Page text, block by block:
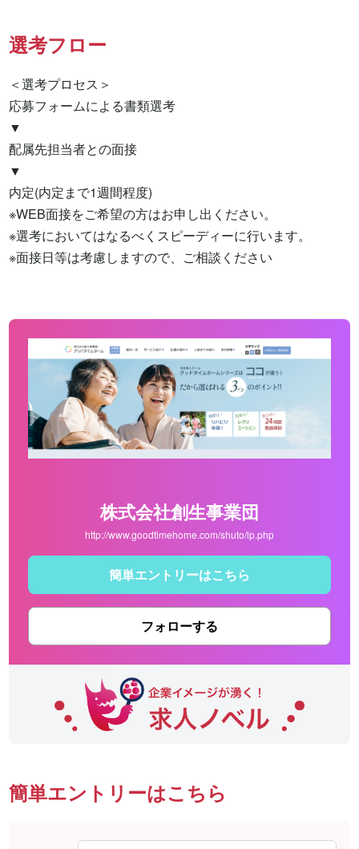
選考フロー
＜選考プロセス＞
応募フォームによる書類選考
▼
配属先担当者との面接
▼
内定(内定まで1週間程度)
※WEB面接をご希望の方はお申し出ください。
※選考においてはなるべくスピーディーに行います。
※面接日等は考慮しますので、ご相談ください
株式会社創生事業団
http://www.goodtimehome.com/shuto/lp.php
簡単エントリーはこちら
フォローする
簡単エントリーはこちら